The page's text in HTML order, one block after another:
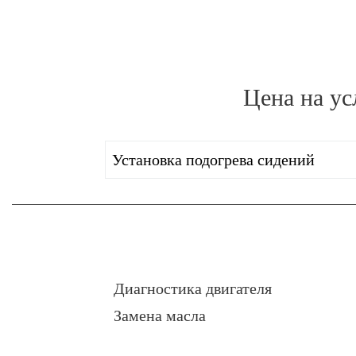
Цена на
Установка подогрева сидений
Диагностика двигателя
Замена масла